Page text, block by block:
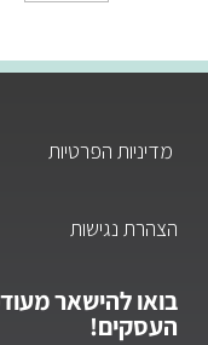
מדיניות הפרטיות
הצהרת נגישות
בואו להישאר
העסקים!